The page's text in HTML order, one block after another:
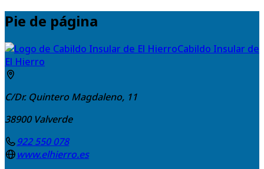
Pie de página
Cabildo Insular de
El Hierro
C/Dr. Quintero Magdaleno, 11
38900 Valverde
922 550 078
www.elhierro.es